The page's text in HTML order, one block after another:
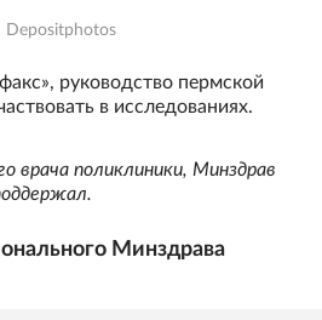
руководство пермской
в исследованиях.
врача поликлиники, Минздрав
Минздрава